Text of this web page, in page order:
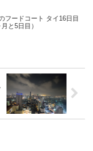
フードコート タイ16日目
と5日目）